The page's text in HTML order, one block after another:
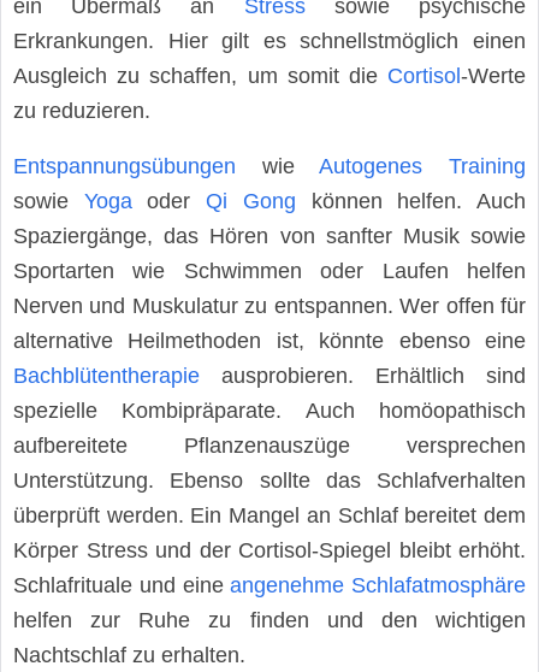
ein Übermaß an Stresssowie psychische
Erkrankungen. Hier gilt es schnellstmöglich einen
Ausgleich zu schaffen, um somit die Cortisol-Werte
zu reduzieren.
Entspannungsübungen wieAutogenes Training
sowie Yogaoder Qi Gong können helfen. Auch
Spaziergänge, das Hören von sanfter Musik sowie
Sportarten wie Schwimmen oder Laufen helfen
Nerven und Muskulatur zu entspannen. Wer offen für
alternative Heilmethoden ist, könnte ebenso eine
Bachblütentherapie ausprobieren. Erhältlich sind
spezielle Kombipräparate. Auch homöopathisch
aufbereitete Pflanzenauszüge versprechen
Unterstützung. Ebenso sollte das Schlafverhalten
überprüft werden. Ein Mangel an Schlaf bereitet dem
Körper Stress und der Cortisol-Spiegel bleibt erhöht.
Schlafrituale und eineangenehme Schlafatmosphäre
helfen zur Ruhe zu finden und den wichtigen
Nachtschlaf zu erhalten.